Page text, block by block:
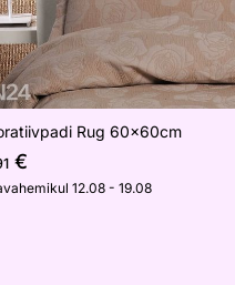
Rug 60x60cm
€
12.08 - 19.08